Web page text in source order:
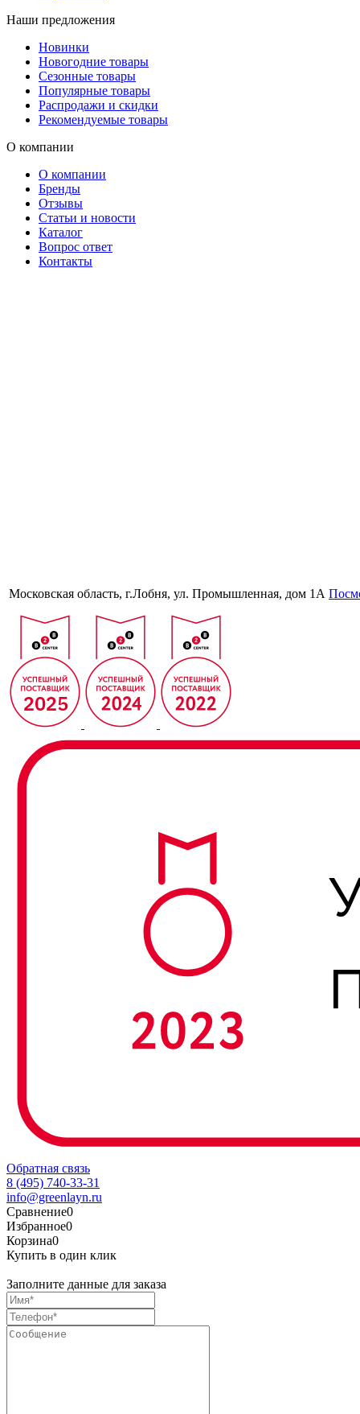
Наши предложения
Новинки
Новогодние товары
Сезонные товары
Популярные товары
Распродажи и скидки
Рекомендуемые товары
О компании
О компании
Бренды
Отзывы
Статьи и новости
Каталог
Вопрос ответ
Контакты
Московская область, г.Лобня, ул. Промышленная, дом 1А
Обратная связь
8 (495) 740-33-31
info@greenlayn.ru
Сравнение0
Избранное0
Корзина0
Купить в один клик
Заполните данные для заказа